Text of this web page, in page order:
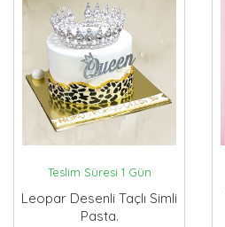
Teslim Süresi 1 Gün
Leopar Desenli Taçlı Simli
Pasta.